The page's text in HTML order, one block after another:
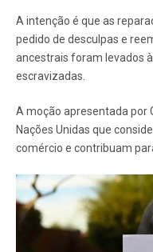
A intenção é que as
pedido de desculpas e
ancestrais foram levados
escravizadas.
A moção apresentada por
Nações Unidas que
comércio e contribuam